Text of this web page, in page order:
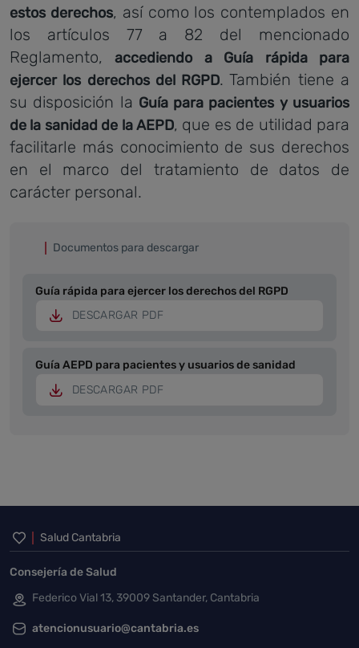
estos derechos, así como los contemplados en
los artículos 77 a 82 del mencionado
Reglamento,accediendo a Guía rápida para
ejercer los derechos del RGPD. También tiene a
su disposición la Guía para pacientes y usuarios
de la sanidad de la AEPD, que es de utilidad para
facilitarle más conocimiento de sus derechos
en el marco del tratamiento de datos de
carácter personal.
Documentos para descargar
Guía rápida para ejercer los derechos del RGPD
DESCARGAR PDF
Guía AEPD para pacientes y usuarios de sanidad
DESCARGAR PDF
Inicio del pie de página
Salud Cantabria
Consejería de Salud
Federico Vial 13, 39009 Santander, Cantabria
atencionusuario@cantabria.es